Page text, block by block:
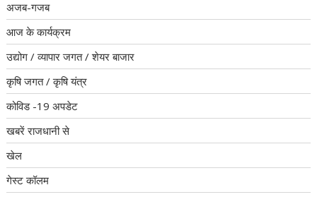
अजब-गजब
आज के कार्यक्रम
उद्योग / व्यापार जगत / शेयर बाजार
कृषि जगत / कृषि यंत्र
कोविड -19 अपडेट
खबरें राजधानी से
खेल
गेस्ट कॉलम